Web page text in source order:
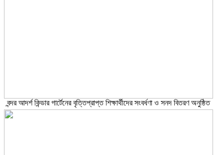
বন্দর আদর্শ কিন্ডার গার্টেনের বৃত্তিপ্রাপ্ত শিক্ষার্থীদের সংবর্ধণা ও সনদ বিতরণ অনুষ্ঠিত